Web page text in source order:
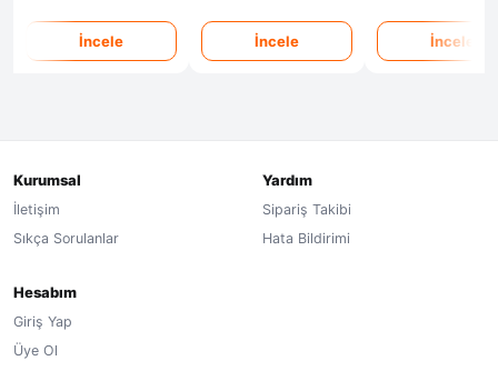
İncele İncele İncele
Kurumsal
İletişim
Sıkça Sorulanlar
Yardım
Sipariş Takibi
Hata Bildirimi
Hesabım
Giriş Yap
Üye Ol